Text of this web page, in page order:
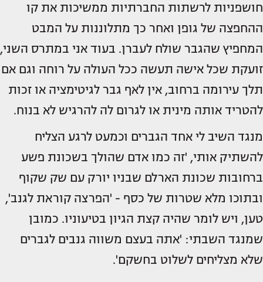
חושפניות לרשתות החברתיות ממשיכות את קו
ההחפצה של גופן ואחר כך מתלוננות על המבט
המחפיץ שהגבר שולח לעברן. בעוד אני במתרס השני,
זועקת שכל אישה תעשה ככל העולה על רוחה וגם אם
תלך עירומה ברחוב, אין לאף גבר לגיטימציה או זכות
להטריד אותה מינית או לגרום לה להרגיש לא בנוח.
מנגד השיב לי אחד הגברים וכמעט לרגע הצליח
להשתיק אותי, 'זה כמו אדם שהולך בשכונת פשע
ברחובות שכונת הארלם שבניו יורק עם שק שקוף
ובתוכו מלא שטרות של כסף - 'הפרצה קוראת לגנב',
טען, ויש לומר שהיה קצת הגיון בטיעוניו. כמובן
שמנגד השבתי: 'אתה בעצם משווה גנבים לגברים
שלא מצליחים לשלוט בחשקם'.